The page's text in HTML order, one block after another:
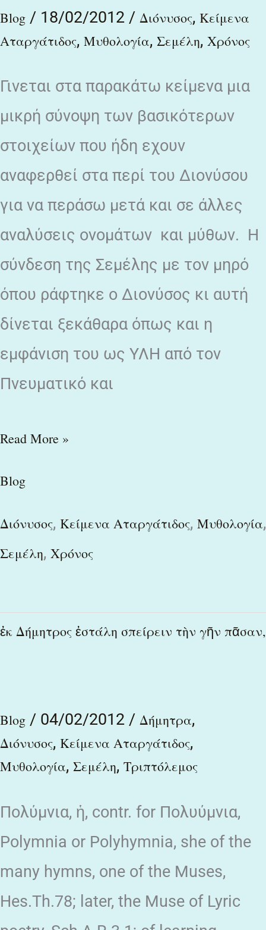
Blog / 18/02/2012 / Διόνυσος, Κείμενα
Αταργάτιδος, Μυθολογία, Σεμέλη, Χρόνος
Γινεται στα παρακάτω κείμενα μια
μικρή σύνοψη των βασικότερων
στοιχείων που ήδη εχουν
αναφερθεί στα περί του Διονύσου
για να περάσω μετά και σε άλλες
αναλύσεις ονομάτων και μύθων. Η
σύνδεση της Σεμέλης με τον μηρό
όπου ράφτηκε ο Διονύσος κι αυτή
δίνεται ξεκάθαρα όπως και η
εμφάνιση του ως ΥΛΗ από τον
Πνευματικό και
διφυῆ…
Read More »
Blog
Διόνυσος, Κείμενα Αταργάτιδος, Μυθολογία,
Σεμέλη, Χρόνος
ἐκ Δήμητρος ἐστάλη σπείρειν τὴν γῆν πᾶσαν,
Blog / 04/02/2012 / Δήμητρα,
Διόνυσος, Κείμενα Αταργάτιδος,
Μυθολογία, Σεμέλη, Τριπτόλεμος
Πολύμνια, ἡ, contr. for Πολυύμνια,
Polymnia or Polyhymnia, she of the
many hymns, one of the Muses,
Hes.Th.78; later, the Muse of Lyric
ἐκ
τὴν
γῆν
πᾶσαν,